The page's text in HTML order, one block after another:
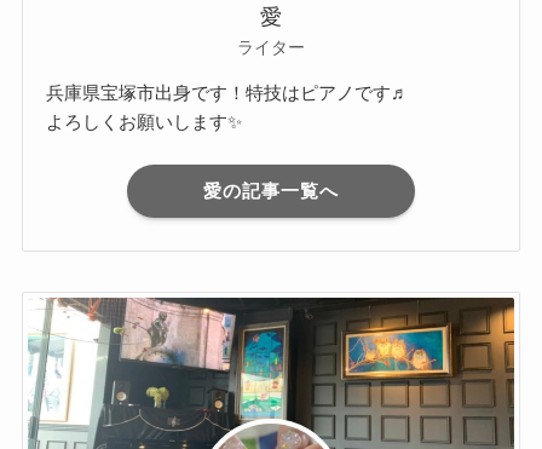
愛
ライター
兵庫県宝塚市出身です！特技はピアノです♬
よろしくお願いします✨
愛の記事一覧へ